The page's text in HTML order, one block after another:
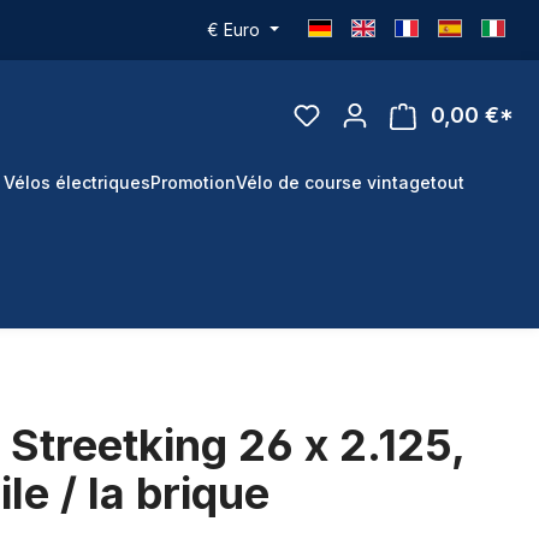
€ Euro
0,00 €*
Vélos électriquesPromotionVélo de course vintagetout
26 x 2.125,
/ la brique